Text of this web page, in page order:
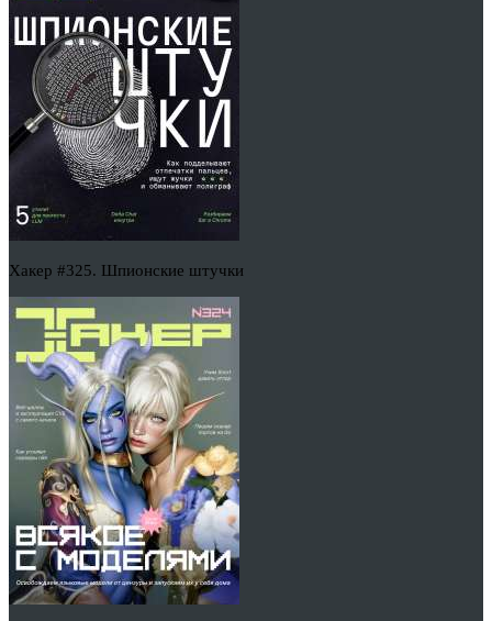
Хакер #325. Шпионские штучки